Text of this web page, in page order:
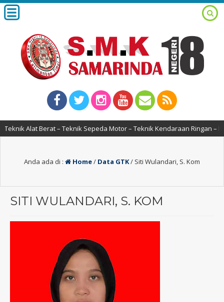
Alat Berat – Teknik Sepeda Motor – Teknik Kendaraan Ringan –
Anda ada di : Home/ Data GTK/ Siti Wulandari, S. Kom
SITI WULANDARI, S. KOM